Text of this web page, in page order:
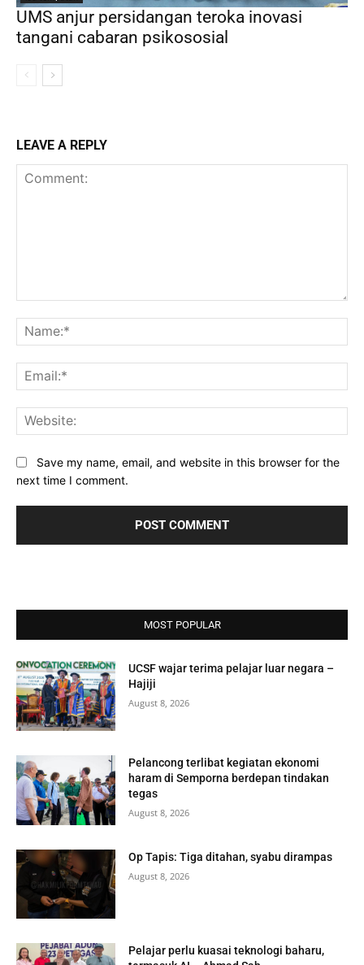
UMS anjur persidangan teroka inovasi
tangani cabaran psikososial
LEAVE A REPLY
Save my name, email, and website in this browser for the
next time I comment.
MOST POPULAR
UCSF wajar terima pelajar luar negara –
Hajiji
August 8, 2026
Pelancong terlibat kegiatan ekonomi
haram di Semporna berdepan tindakan
tegas
August 8, 2026
Op Tapis: Tiga ditahan, syabu dirampas
August 8, 2026
Pelajar perlu kuasai teknologi baharu,